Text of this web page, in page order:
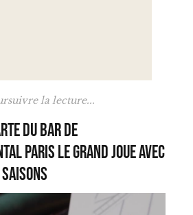
la lecture...
du Bar de
Paris Le Grand joue avec